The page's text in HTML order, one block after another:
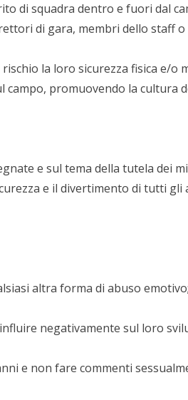
di squadra dentro e fuori dal
di gara, membri dello staff o
la loro sicurezza fisica e/o
promuovendo la cultura
e sul tema della tutela dei
e il divertimento di tutti gli
altra forma di abuso
negativamente sul loro
e non fare commenti